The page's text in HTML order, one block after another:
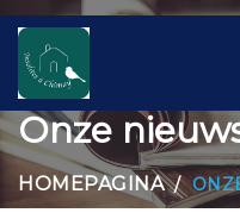
Onze
HOMEPAGINA